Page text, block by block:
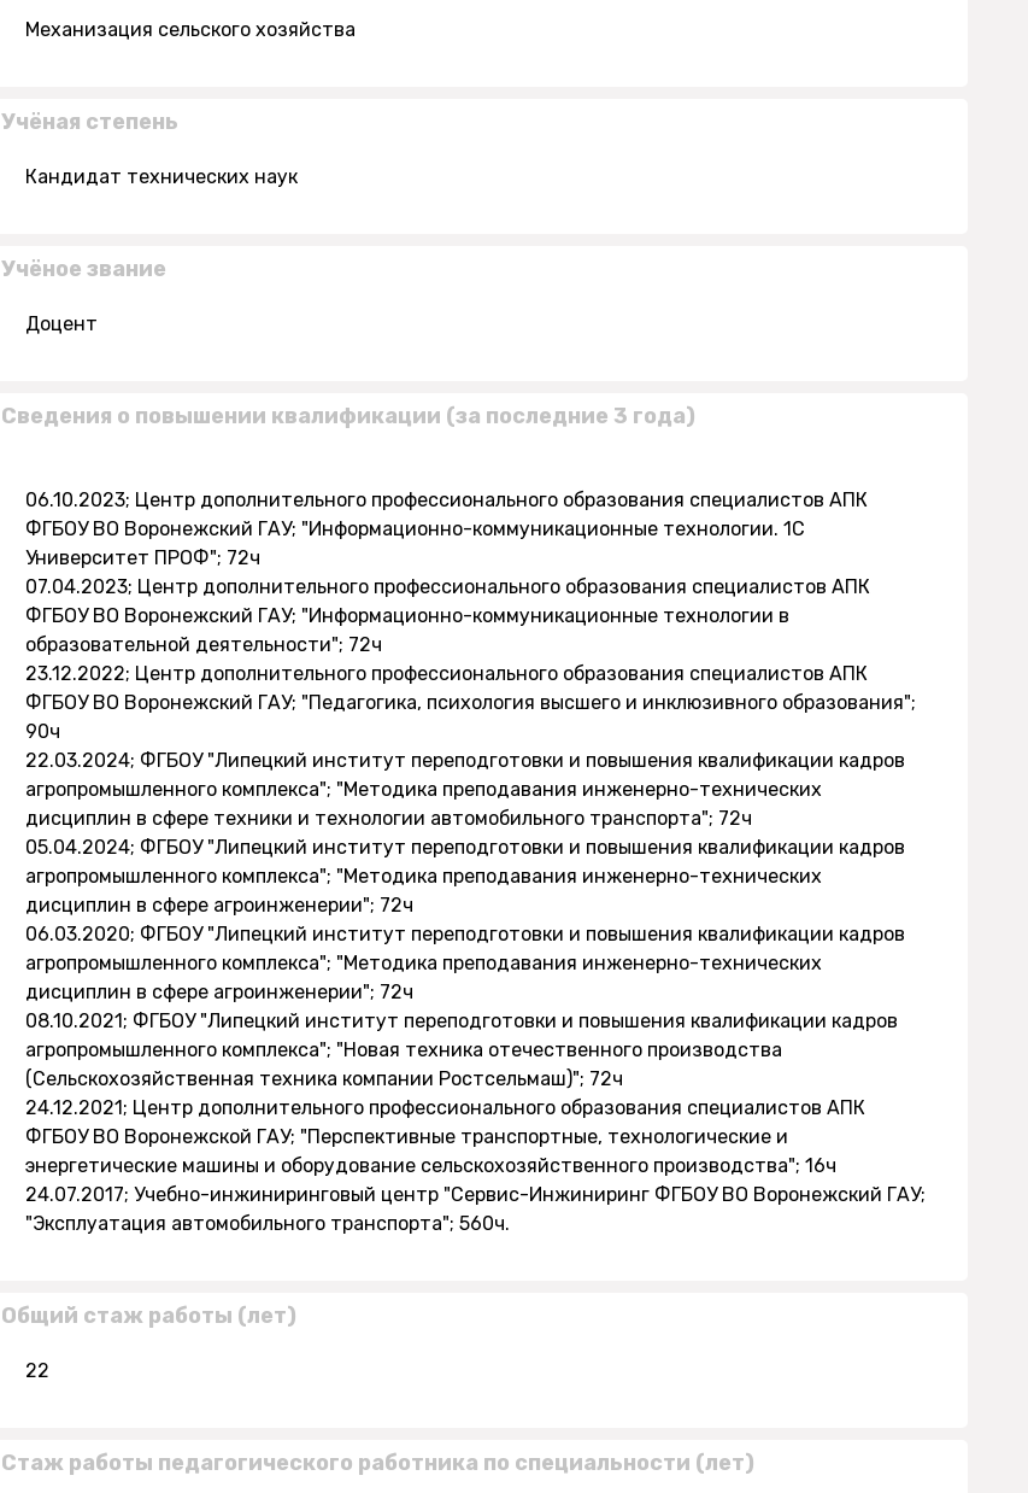
Механизация сельского хозяйства
Учёная степень
Кандидат технических наук
Учёное звание
Доцент
Сведения о повышении квалификации (за последние 3 года)
06.10.2023; Центр дополнительного профессионального образования специалистов АПК
ФГБОУ ВО Воронежский ГАУ; "Информационно-коммуникационные технологии. 1С
Университет ПРОФ"; 72ч
07.04.2023; Центр дополнительного профессионального образования специалистов АПК
ФГБОУ ВО Воронежский ГАУ; "Информационно-коммуникационные технологии в
образовательной деятельности"; 72ч
23.12.2022; Центр дополнительного профессионального образования специалистов АПК
ФГБОУ ВО Воронежский ГАУ; "Педагогика, психология высшего и инклюзивного образования";
90ч
22.03.2024; ФГБОУ "Липецкий институт переподготовки и повышения квалификации кадров
агропромышленного комплекса"; "Методика преподавания инженерно-технических
дисциплин в сфере техники и технологии автомобильного транспорта"; 72ч
05.04.2024; ФГБОУ "Липецкий институт переподготовки и повышения квалификации кадров
агропромышленного комплекса"; "Методика преподавания инженерно-технических
дисциплин в сфере агроинженерии"; 72ч
06.03.2020; ФГБОУ "Липецкий институт переподготовки и повышения квалификации кадров
агропромышленного комплекса"; "Методика преподавания инженерно-технических
дисциплин в сфере агроинженерии"; 72ч
08.10.2021; ФГБОУ "Липецкий институт переподготовки и повышения квалификации кадров
агропромышленного комплекса"; "Новая техника отечественного производства
(Сельскохозяйственная техника компании Ростсельмаш)"; 72ч
24.12.2021; Центр дополнительного профессионального образования специалистов АПК
ФГБОУ ВО Воронежской ГАУ; "Перспективные транспортные, технологические и
энергетические машины и оборудование сельскохозяйственного производства"; 16ч
24.07.2017; Учебно-инжиниринговый центр "Сервис-Инжиниринг ФГБОУ ВО Воронежский ГАУ;
"Эксплуатация автомобильного транспорта"; 560ч.
Общий стаж работы (лет)
22
Стаж работы педагогического работника по специальности (лет)